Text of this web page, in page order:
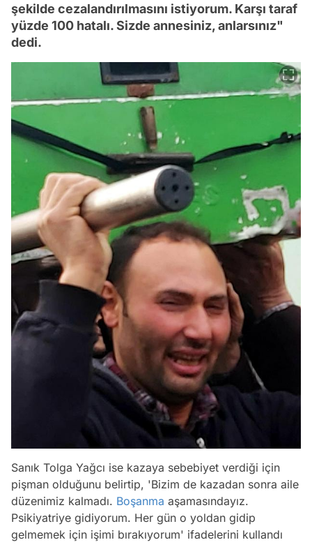
şekilde cezalandırılmasını istiyorum. Karşı taraf
yüzde 100 hatalı. Sizde annesiniz, anlarsınız"
dedi.
Sanık Tolga Yağcı ise kazaya sebebiyet verdiği için
pişman olduğunu belirtip, 'Bizim de kazadan sonra aile
düzenimiz kalmadı. Boşanma aşamasındayız.
Psikiyatriye gidiyorum. Her gün o yoldan gidip
gelmemek için işimi bırakıyorum' ifadelerini kullandı